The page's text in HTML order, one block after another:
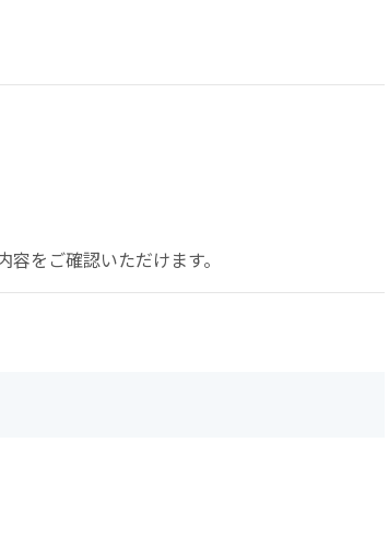
をご確認いただけます。